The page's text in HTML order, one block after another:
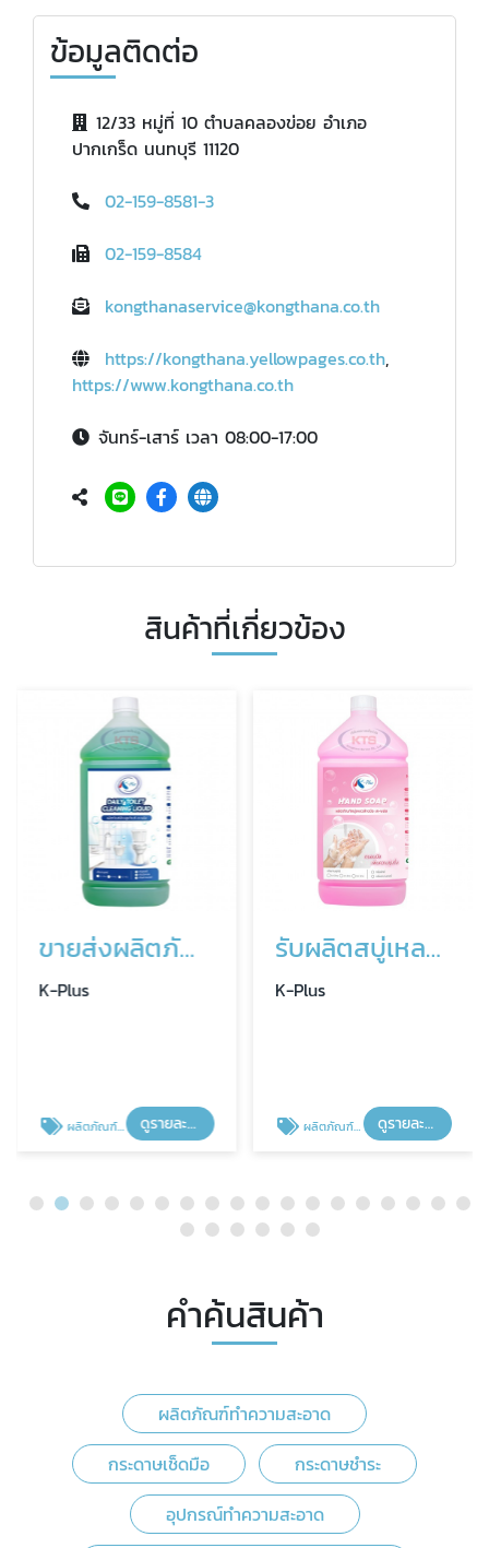
ข้อมูลติดต่อ
12/33 หมู่ที่ 10 ตำบลคลองข่อย อำเภอ
ปากเกร็ด นนทบุรี 11120
02-159-8581-3
02-159-8584
kongthanaservice@kongthana.co.th
https://kongthana.yellowpages.co.th,
https://www.kongthana.co.th
จันทร์-เสาร์ เวลา 08:00-17:00
สินค้าที่เกี่ยวข้อง
ขายส่งผลิตภัณฑ์ล้างสุขภัณฑ์
K-Plus
ผลิตภัณฑ์ทำความสะอาด ดูรายละเอียด
รับผลิตสบู่เหลวล้างมือ
K-Plus
ผลิตภัณฑ์ทำความสะอาด ดูรายละเอียด
คำค้นสินค้า
ผลิตภัณฑ์ทำความสะอาด
กระดาษเช็ดมือ
กระดาษชำระ
อุปกรณ์ทำความสะอาด